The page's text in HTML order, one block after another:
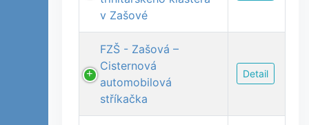
v Zašové
FZŠ - Zašová –
Cisternová
automobilová
stříkačka
Detail